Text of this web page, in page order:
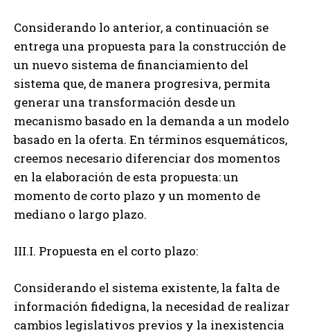
Considerando lo anterior, a continuación se
entrega una propuesta para la construcción de
un nuevo sistema de financiamiento del
sistema que, de manera progresiva, permita
generar una transformación desde un
mecanismo basado en la demanda a un modelo
basado en la oferta. En términos esquemáticos,
creemos necesario diferenciar dos momentos
en la elaboración de esta propuesta: un
momento de corto plazo y un momento de
mediano o largo plazo.
III.I. Propuesta en el corto plazo:
Considerando el sistema existente, la falta de
información fidedigna, la necesidad de realizar
cambios legislativos previos y la inexistencia